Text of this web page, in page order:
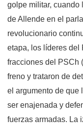
golpe militar, cuando
de Allende en el
revolucionario
etapa, los líderes del
fracciones del PSCh
freno y trataron de
el argumento de que
ser enajenada y
fuerzas armadas. La